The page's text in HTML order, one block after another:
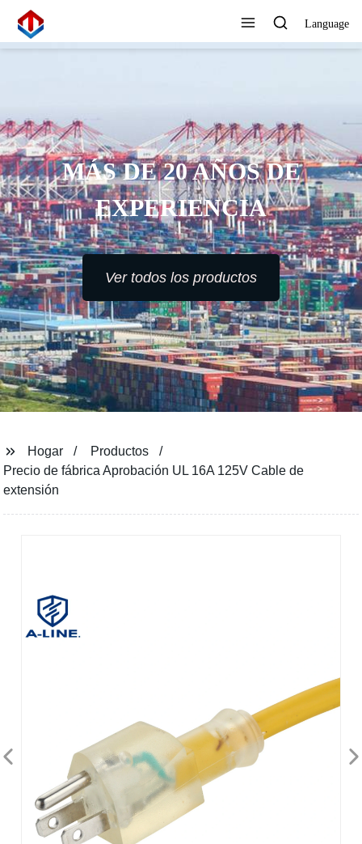
Language
Hogar
Productos
Precio de fábrica Aprobación UL 16A 125V Cable de
extensión